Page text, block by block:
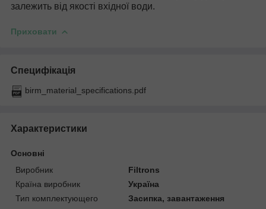
залежить від якості вхідної води.
Приховати
Специфікація
birm_material_specifications.pdf
Характеристики
Основні
Виробник
Filtrons
Країна виробник
Україна
Тип комплектующего
Засипка, завантаження